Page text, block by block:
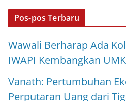
Pos-pos Terbaru
Wawali Berharap Ada
IWAPI Kembangkan
Vanath: Pertumbuhan
Perputaran Uang dari